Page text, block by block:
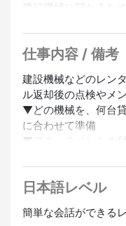
建設機械に関わるた
る
◆資格は入社後に取得
フォークリフト・ク
きます。
将来的に整備・メン
◆日本語初心者もOK
日本語レベルN4程度
仕事内容 / 備考
建設機械などのレン
ル返却後の点検やメ
▼どの機械を、何台
に合わせて準備
▼アタッチメントの
▼返却後また使える
スアップ、エレメン
依頼しますが、 簡単
日本語レベル
簡単な会話ができる